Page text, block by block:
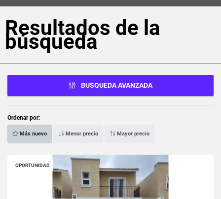
Resultados de la
búsqueda
BUSQUEDA AVANZADA
Ordenar por:
Más nuevo Menor precio Mayor precio
OPORTUNIDAD